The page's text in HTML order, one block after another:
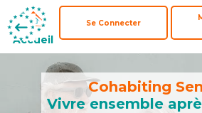
Accueil
Se Connecter
Accueil
Se Connecter
Cohabiting
Vivre ensemble